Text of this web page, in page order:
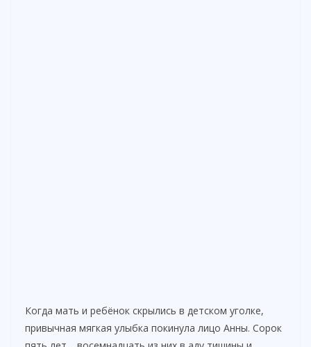
Когда мать и ребёнок скрылись в детском уголке,
привычная мягкая улыбка покинула лицо Анны. Сорок